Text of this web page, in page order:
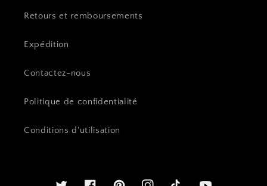
Retours et remboursements
Expédition
Contactez-nous
Politique de confidentialité
Conditions d'utilisation